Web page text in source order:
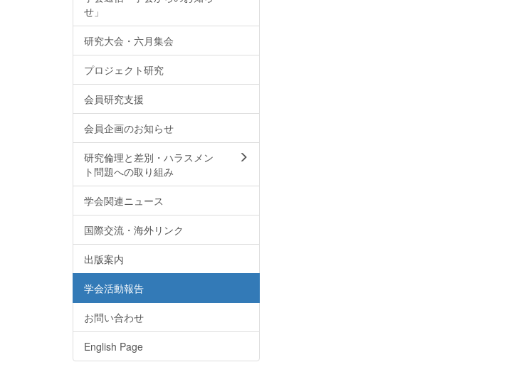
せ」
研究大会・六月集会
プロジェクト研究
会員研究支援
会員企画のお知らせ
研究倫理と差別・ハラスメン
ト問題への取り組み
学会関連ニュース
国際交流・海外リンク
出版案内
学会活動報告
お問い合わせ
English Page